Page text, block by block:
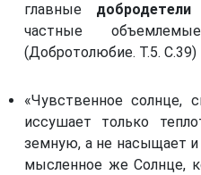
главные добродетели
частные
(Добротолюбие. Т.5. С.39)
«Чувственное солнце,
иссушает только
земную, а не насыщает и
мысленное же Солнце,